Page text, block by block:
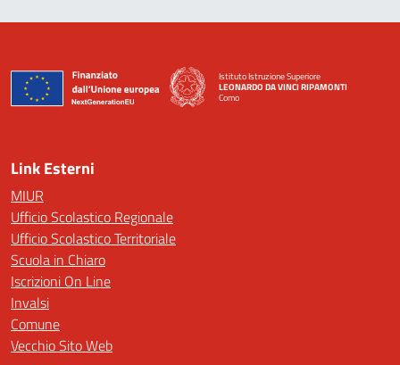
Istituto Istruzione Superiore
LEONARDO DA VINCI RIPAMONTI
Como
Link Esterni
MIUR
Ufficio Scolastico Regionale
Ufficio Scolastico Territoriale
Scuola in Chiaro
Iscrizioni On Line
Invalsi
Comune
Vecchio Sito Web